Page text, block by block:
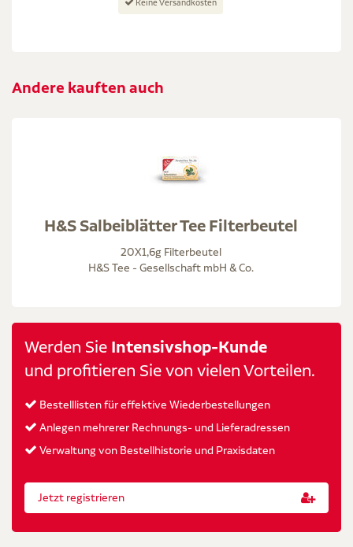
Keine Versandkosten
Andere kauften auch
H&S Salbeiblätter Tee Filterbeutel
20X1,6g Filterbeutel
H&S Tee - Gesellschaft mbH & Co.
Werden Sie Intensivshop-Kunde
und profitieren Sie von vielen Vorteilen.
Bestelllisten für effektive Wiederbestellungen
Anlegen mehrerer Rechnungs- und Lieferadressen
Verwaltung von Bestellhistorie und Praxisdaten
Jetzt registrieren